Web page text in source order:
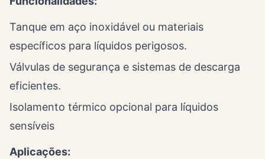
Tanque em aço inoxidável ou materiais
específicos para líquidos perigosos.
Válvulas de segurança e sistemas de descarga
eficientes.
Isolamento térmico opcional para líquidos
sensíveis
Aplicações: